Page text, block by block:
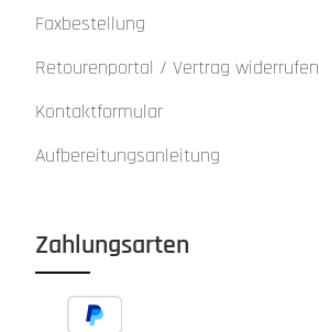
Faxbestellung
Retourenportal / Vertrag widerrufen
Kontaktformular
Aufbereitungsanleitung
Zahlungsarten